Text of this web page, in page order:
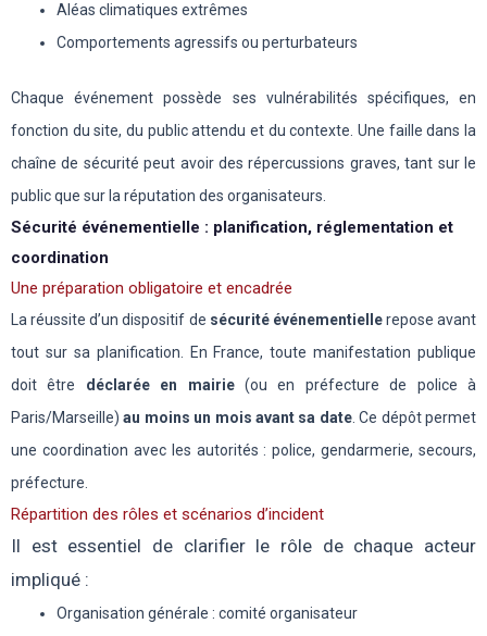
Aléas climatiques extrêmes
Comportements agressifs ou perturbateurs
Chaque événement possède ses vulnérabilités spécifiques, en
fonction du site, du public attendu et du contexte. Une faille dans la
chaîne de sécurité peut avoir des répercussions graves, tant sur le
public que sur la réputation des organisateurs.
Sécurité événementielle : planification, réglementation et
coordination
Une préparation obligatoire et encadrée
La réussite d’un dispositif de sécurité événementiellerepose avant
tout sur sa planification. En France, toute manifestation publique
doit être déclarée en mairie(ou en préfecture de police à
Paris/Marseille)au moins un mois avant sa date. Ce dépôt permet
une coordination avec les autorités : police, gendarmerie, secours,
préfecture.
Répartition des rôles et scénarios d’incident
Il est essentiel de clarifier le rôle de chaque acteur
impliqué :
Organisation générale : comité organisateur